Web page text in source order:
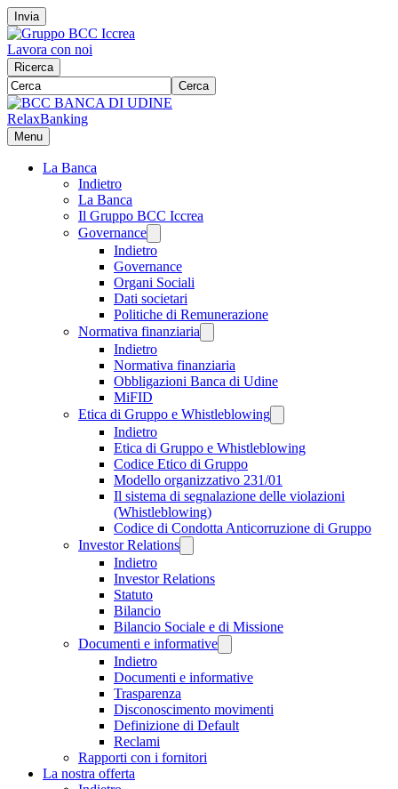
Invia
Lavora con noi
Ricerca
Cerca
RelaxBanking
Menu
La Banca
Indietro
La Banca
Il Gruppo BCC Iccrea
Governance
Indietro
Governance
Organi Sociali
Dati societari
Politiche di Remunerazione
Normativa finanziaria
Indietro
Normativa finanziaria
Obbligazioni Banca di Udine
MiFID
Etica di Gruppo e Whistleblowing
Indietro
Etica di Gruppo e Whistleblowing
Codice Etico di Gruppo
Modello organizzativo 231/01
Il sistema di segnalazione delle violazioni
(Whistleblowing)
Codice di Condotta Anticorruzione di Gruppo
Investor Relations
Indietro
Investor Relations
Statuto
Bilancio
Bilancio Sociale e di Missione
Documenti e informative
Indietro
Documenti e informative
Trasparenza
Disconoscimento movimenti
Definizione di Default
Reclami
Rapporti con i fornitori
La nostra offerta